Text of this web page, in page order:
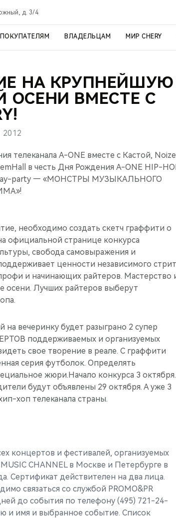
д. 3/4
ПОКУПАТЕЛЯМ ВЛАДЕЛЬЦАМ МИР CHERY
НА КРУПНЕЙШУЮ
ОСЕНИ ВМЕСТЕ С
телеканала A-ONE вместе с Кастой, Noize
в честь Дня Рождения A-ONE HIP-
party — «МОНСТРЫ МУЗЫКАЛЬНОГО
необходимо создать скетч граффити о
официальной странице конкурса
свобода самовыражения и
ценности независимого стрит
и начинающих райтеров. Мастерство
осени. Лучших райтеров выберут
вечеринку будет разыграно 2 супер
поддерживаемых и организуемых
свое творение в реале. С граффити
серия футболок. Определять
жюри.Начало конкурса 3 октября.
будут объявлены 29 октября. А уже 3
хоп телеканала страны.
концертов и фестивалей, организуемых
CHANNEL в Москве и Петербурге в
Сертификат действителен на два лица.
связаться со службой PROMO&PR
до события по телефону (495) 721-24-
и имя и выбранное событие. Список